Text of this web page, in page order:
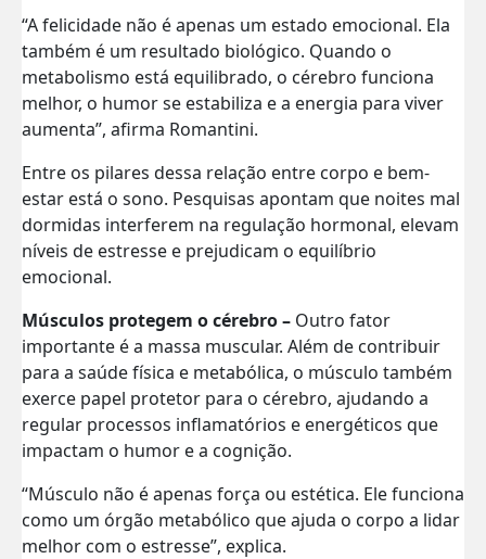
“A felicidade não é apenas um estado emocional. Ela
também é um resultado biológico. Quando o
metabolismo está equilibrado, o cérebro funciona
melhor, o humor se estabiliza e a energia para viver
aumenta”, afirma Romantini.
Entre os pilares dessa relação entre corpo e bem-
estar está o sono. Pesquisas apontam que noites mal
dormidas interferem na regulação hormonal, elevam
níveis de estresse e prejudicam o equilíbrio
emocional.
Músculos protegem o cérebro – Outro fator
importante é a massa muscular. Além de contribuir
para a saúde física e metabólica, o músculo também
exerce papel protetor para o cérebro, ajudando a
regular processos inflamatórios e energéticos que
impactam o humor e a cognição.
“Músculo não é apenas força ou estética. Ele funciona
como um órgão metabólico que ajuda o corpo a lidar
melhor com o estresse”, explica.